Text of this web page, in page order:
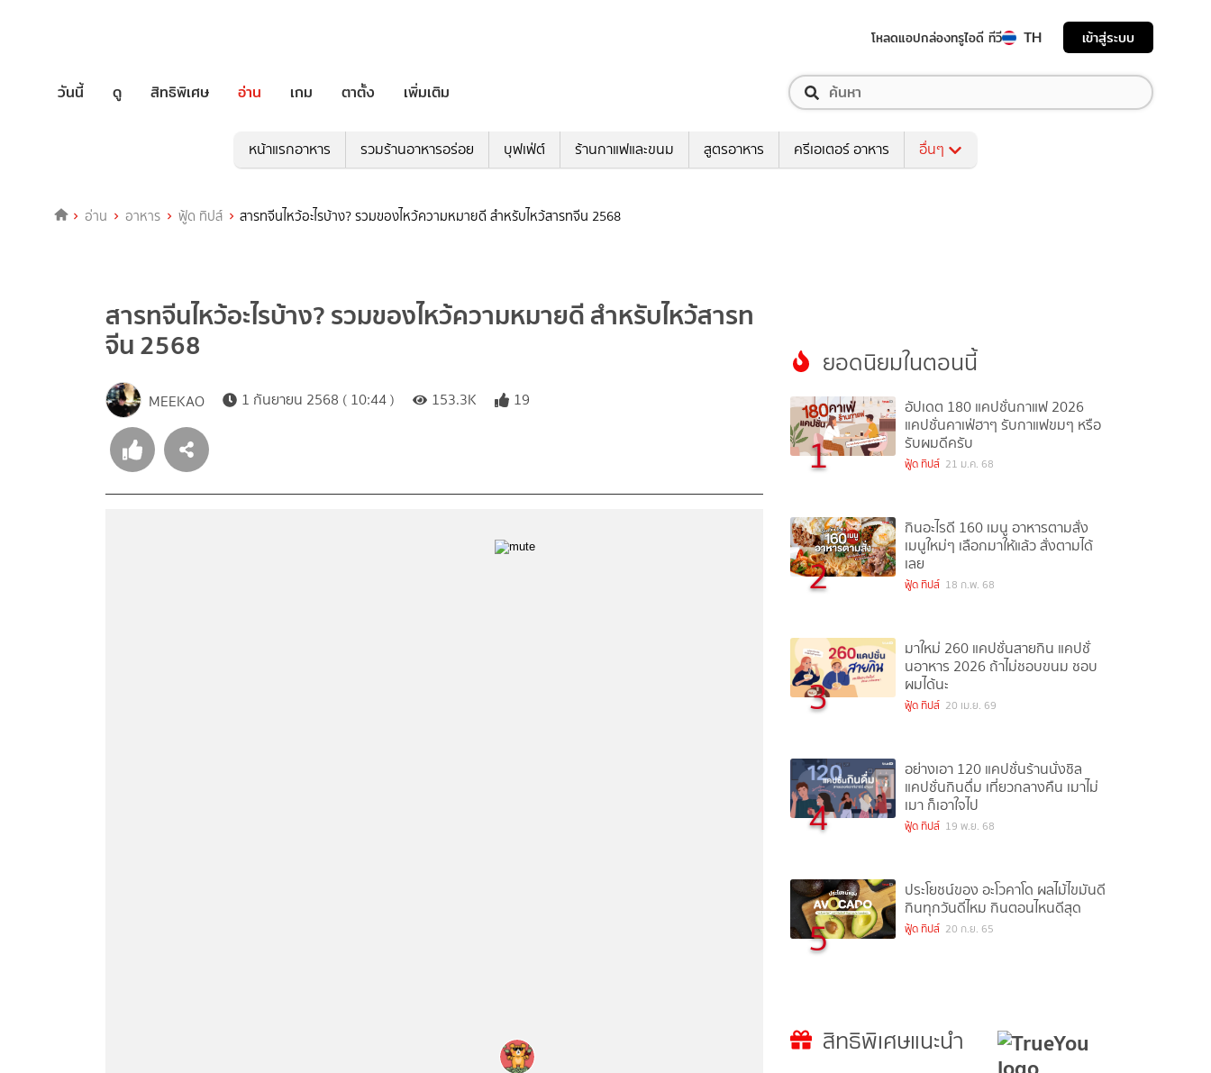
โหลดแอปกล่องทรูไอดี ทีวี TH เข้าสู่ระบบ
วันนี้ ดู สิทธิพิเศษ อ่าน เกม ตาตั้ง เพิ่มเติม
หน้าแรกอาหาร รวมร้านอาหารอร่อย บุฟเฟ่ต์ ร้านกาแฟและขนม สูตรอาหาร ครีเอเตอร์ อาหาร อื่นๆ
อ่าน อาหาร ฟู้ด ทิปส์ สารทจีนไหว้อะไรบ้าง? รวมของไหว้ความหมายดี สำหรับไหว้สารทจีน 2568
สารทจีนไหว้อะไรบ้าง? รวมของไหว้ความหมายดี สำหรับไหว้สารท
จีน 2568
MEEKAO 1 กันยายน 2568 ( 10:44 ) 153.3K 19
ยอดนิยมในตอนนี้
1
อัปเดต 180 แคปชั่นกาแฟ 2026
แคปชั่นคาเฟ่ฮาๆ รับกาแฟขมๆ หรือ
รับผมดีครับ
ฟู้ด ทิปส์ 21 ม.ค. 68
2
กินอะไรดี 160 เมนู อาหารตามสั่ง
เมนูใหม่ๆ เลือกมาให้แล้ว สั่งตามได้
เลย
ฟู้ด ทิปส์ 18 ก.พ. 68
3
มาใหม่ 260 แคปชั่นสายกิน แคปชั่
นอาหาร 2026 ถ้าไม่ชอบขนม ชอบ
ผมได้นะ
ฟู้ด ทิปส์ 20 เม.ย. 69
4
อย่างเอา 120 แคปชั่นร้านนั่งชิล
แคปชั่นกินดื่ม เที่ยวกลางคืน เมาไม่
เมา ก็เอาใจไป
ฟู้ด ทิปส์ 19 พ.ย. 68
5
ประโยชน์ของ อะโวคาโด ผลไม้ไขมันดี
กินทุกวันดีไหม กินตอนไหนดีสุด
ฟู้ด ทิปส์ 20 ก.ย. 65
สิทธิพิเศษแนะนำ